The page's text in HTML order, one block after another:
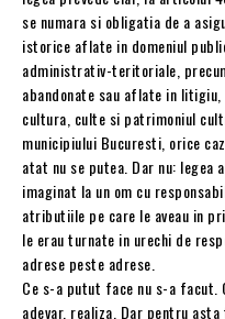
se numara si obligatia de a
istorice aflate in domeniul
administrativ-teritoriale,
abandonate sau aflate in
cultura, culte si patrimoniul
municipiului Bucuresti, orice
atat nu se putea. Dar nu:
imaginat la un om cu
atributiile pe care le aveau in
le erau turnate in urechi de
adrese peste adrese.
Ce s-a putut face nu s-a
adevar, realiza. Dar pentru